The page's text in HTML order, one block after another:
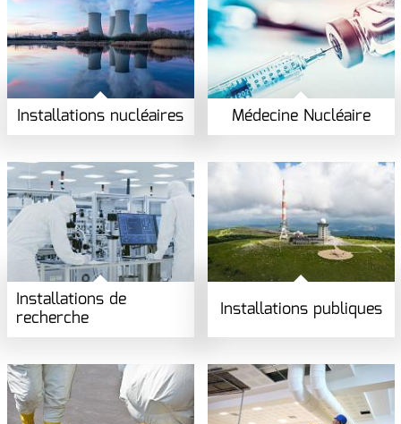
Installations nucléaires Médecine Nucléaire
Installations de
recherche Installations publiques